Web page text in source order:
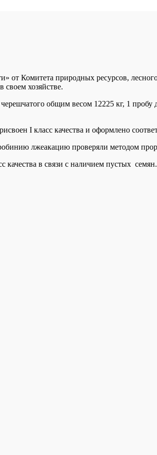
от Комитета природных ресурсов,
хозяйстве.
общим весом 12225 кг, 1 пробу
I класс качества и оформлено
лжеакацию проверяли методом
качества в связи с наличием пустых семян.